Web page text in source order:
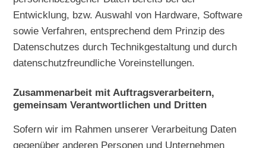
Entwicklung, bzw. Auswahl von Hardware, Software
sowie Verfahren, entsprechend dem Prinzip des
Datenschutzes durch Technikgestaltung und durch
datenschutzfreundliche Voreinstellungen.
Zusammenarbeit mit Auftragsverarbeitern,
gemeinsam Verantwortlichen und Dritten
Sofern wir im Rahmen unserer Verarbeitung Daten
gegenüber anderen Personen und Unternehmen